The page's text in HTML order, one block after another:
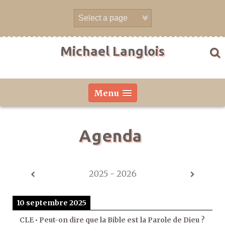
Michael Langlois
Menu
Agenda
2025 - 2026
10 septembre 2025
CLE • Peut-on dire que la Bible est la Parole de Dieu ?